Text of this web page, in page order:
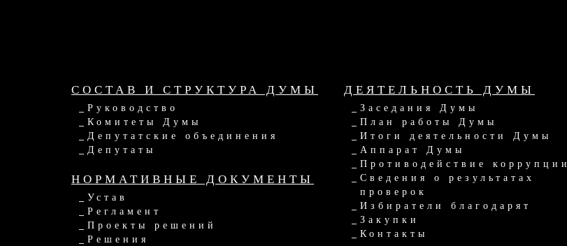
СОСТАВ И СТРУКТУРА ДУМЫ
Руководство
Комитеты Думы
Депутатские объединения
Депутаты
НОРМАТИВНЫЕ ДОКУМЕНТЫ
Устав
Регламент
Проекты решений
Решения
ДЕЯТЕЛЬНОСТЬ ДУМЫ
Заседания Думы
План работы Думы
Итоги деятельности Думы
Аппарат Думы
Противодействие коррупции
Сведения о результатах
проверок
Избиратели благодарят
Закупки
Контакты